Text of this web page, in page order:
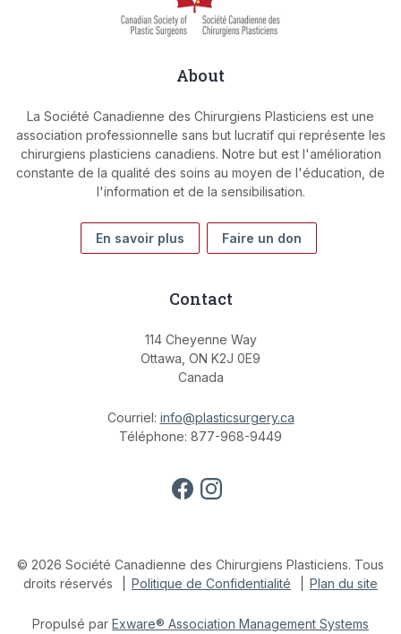
About
La Société Canadienne des Chirurgiens Plasticiens est une
association professionnelle sans but lucratif qui représente les
chirurgiens plasticiens canadiens. Notre but est l'amélioration
constante de la qualité des soins au moyen de l'éducation, de
l'information et de la sensibilisation.
En savoir plus Faire un don
Contact
114 Cheyenne Way
Ottawa, ON K2J 0E9
Canada
Courriel: info@plasticsurgery.ca
Téléphone: 877-968-9449
© 2026 Société Canadienne des Chirurgiens Plasticiens. Tous
droits réservés
Politique de Confidentialité Plan du site
Propulsé par Exware® Association Management Systems